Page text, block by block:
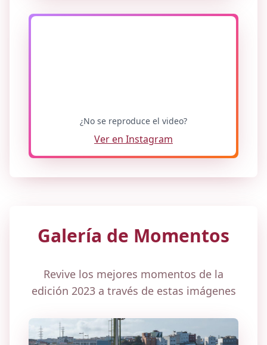
¿No se reproduce el video?
Ver en Instagram
Galería de Momentos
Revive los mejores momentos de la
edición 2023 a través de estas imágenes